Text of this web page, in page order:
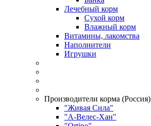
Лечебный корм
Сухой корм
Влажный корм
Витамины, лакомства
Наполнители
Игрушки
Производители корма (Россия)
"Живая Сила"
"А-Велес-Хан"